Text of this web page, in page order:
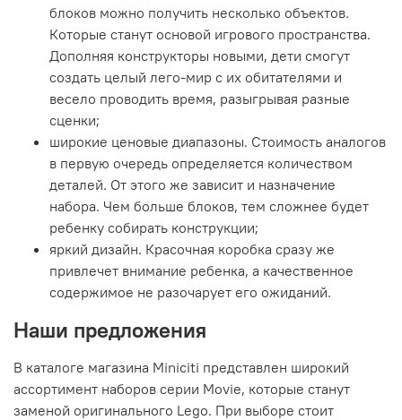
блоков можно получить несколько объектов.
Которые станут основой игрового пространства.
Дополняя конструкторы новыми, дети смогут
создать целый лего-мир с их обитателями и
весело проводить время, разыгрывая разные
сценки;
широкие ценовые диапазоны. Стоимость аналогов
в первую очередь определяется количеством
деталей. От этого же зависит и назначение
набора. Чем больше блоков, тем сложнее будет
ребенку собирать конструкции;
яркий дизайн. Красочная коробка сразу же
привлечет внимание ребенка, а качественное
содержимое не разочарует его ожиданий.
Наши предложения
В каталоге магазина Miniciti представлен широкий
ассортимент наборов серии Movie, которые станут
заменой оригинального Lego. При выборе стоит